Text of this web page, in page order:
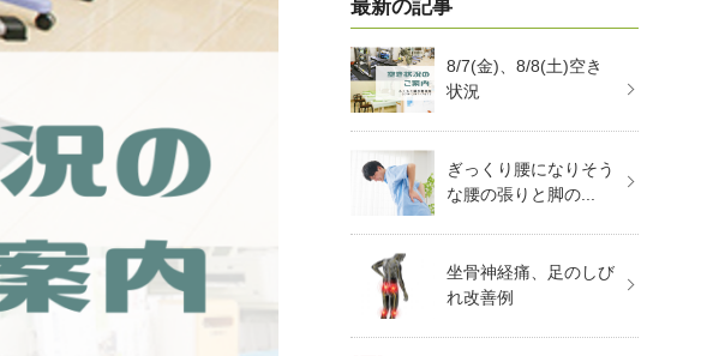
最新の記事
8/7(金)、8/8(土)空き
状況
ぎっくり腰になりそう
な腰の張りと脚の...
坐骨神経痛、足のしび
れ改善例